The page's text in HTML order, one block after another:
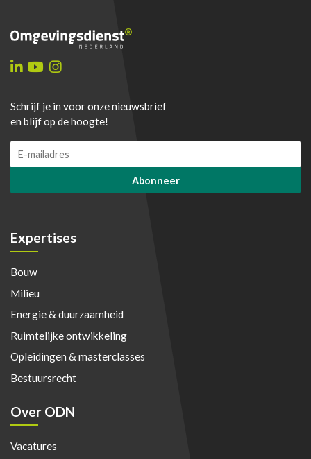
Schrijf je in voor onze nieuwsbrief
en blijf op de hoogte!
E
m
i
m
Abonneer
Expertises
Bouw
Milieu
Energie & duurzaamheid
Ruimtelijke ontwikkeling
Opleidingen & masterclasses
Bestuursrecht
Over ODN
Vacatures